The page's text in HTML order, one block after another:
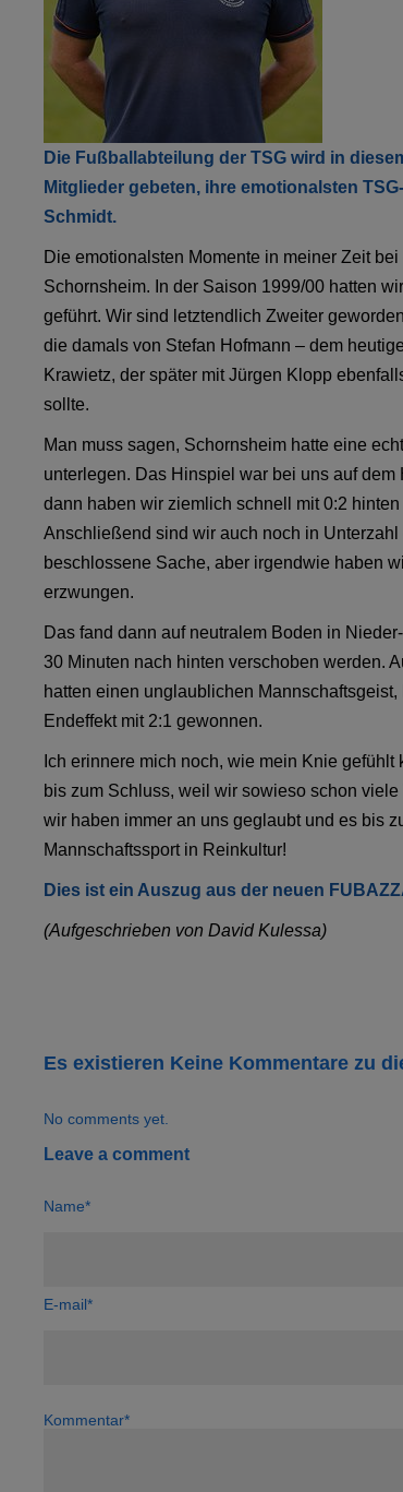
Die Fußballabteilung der TSG wird in
Mitglieder gebeten, ihre emotionalsten
Schmidt.
Die emotionalsten Momente in meiner Zeit
Schornsheim. In der Saison 1999/00 hatten
geführt. Wir sind letztendlich Zweiter
die damals von Stefan Hofmann – dem
Krawietz, der später mit Jürgen Klopp
sollte.
Man muss sagen, Schornsheim hatte eine
unterlegen. Das Hinspiel war bei uns auf
dann haben wir ziemlich schnell mit 0:2
Anschließend sind wir auch noch in
beschlossene Sache, aber irgendwie haben
erzwungen.
Das fand dann auf neutralem Boden in
30 Minuten nach hinten verschoben werden.
hatten einen unglaublichen
Endeffekt mit 2:1 gewonnen.
Ich erinnere mich noch, wie mein Knie
bis zum Schluss, weil wir sowieso schon
wir haben immer an uns geglaubt und es bis
Mannschaftssport in Reinkultur!
Dies ist ein Auszug aus der neuen
(Aufgeschrieben von David Kulessa)
Es existieren Keine Kommentare zu
No comments yet.
Leave a comment
Name*
E-mail*
Kommentar*